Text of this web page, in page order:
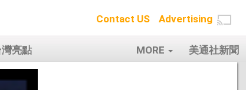
Contact US Advertising
亮點 美通社新聞
MORE